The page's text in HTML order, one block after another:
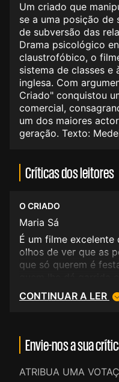
Um criado que
se a uma posição de
de subversão das
Drama psicológico
claustrofóbico, o
sistema de classes
inglesa. Com
Criado" conquistou
comercial,
um dos maiores
geração. Texto:
Críticas dos leitores
O CRIADO
Maria Sá
É um filme excelente
olhos de ver que as
que só querem é
CONTINUAR A LER
Envie-nos a sua
ATRIBUA UMA